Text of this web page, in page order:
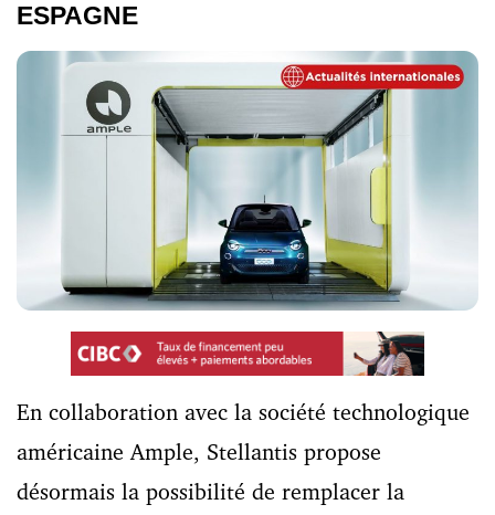
ESPAGNE
En collaboration avec la société technologique
américaine Ample, Stellantis propose
désormais la possibilité de remplacer la